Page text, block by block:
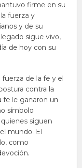
firme en su
fuerza y
y de su
sigue vivo,
de hoy con su
de la fe y el
contra la
fe le ganaron un
símbolo
siguen
mundo. El
como